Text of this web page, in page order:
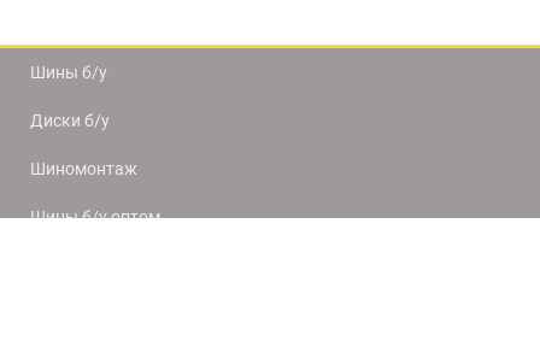
Шины б/у
Диски б/у
Шиномонтаж
Шины б/у оптом